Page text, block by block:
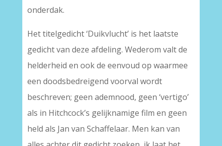
onderdak.
Het titelgedicht ‘Duikvlucht’ is het laatste
gedicht van deze afdeling. Wederom valt de
helderheid en ook de eenvoud op waarmee
een doodsbedreigend voorval wordt
beschreven; geen ademnood, geen ‘vertigo’
als in Hitchcock’s gelijknamige film en geen
held als Jan van Schaffelaar. Men kan van